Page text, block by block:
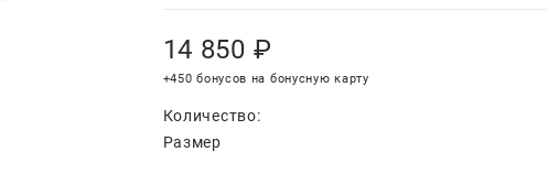
14 850 ₽
+450 бонусов на бонусную карту
Количество:
Размер